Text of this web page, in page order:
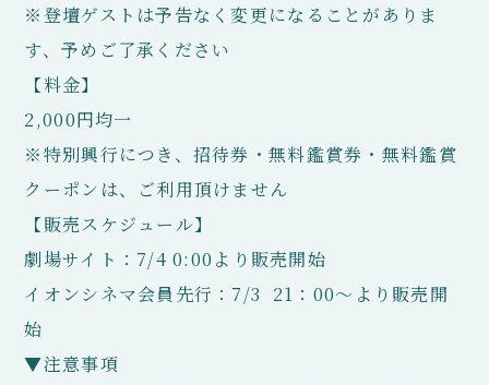
※登壇ゲストは予告なく変更になることがありま
す、予めご了承ください
【料金】
2,000円均一
※特別興行につき、招待券・無料鑑賞券・無料鑑賞
クーポンは、ご利用頂けません
【販売スケジュール】
劇場サイト：7/4 0:00より販売開始
イオンシネマ会員先行：7/3 21：00～より販売開
始
▼注意事項